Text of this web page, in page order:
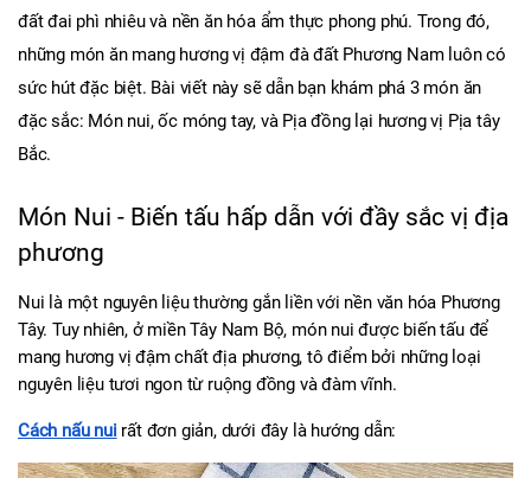
đất đai phì nhiêu và nền ăn hóa ẩm thực phong phú. Trong đó,
những món ăn mang hương vị đậm đà đất Phương Nam luôn có
sức hút đặc biệt. Bài viết này sẽ dẫn bạn khám phá 3 món ăn
đặc sắc: Món nui, ốc móng tay, và Pịa đồng lại hương vị Pịa tây
Bắc.
Món Nui - Biến tấu hấp dẫn với đầy sắc vị địa
phương
Nui là một nguyên liệu thường gắn liền với nền văn hóa Phương
Tây. Tuy nhiên, ở miền Tây Nam Bộ, món nui được biến tấu để
mang hương vị đậm chất địa phương, tô điểm bởi những loại
nguyên liệu tươi ngon từ ruộng đồng và đàm vĩnh.
Cách nấu nui rất đơn giản, dưới đây là hướng dẫn: